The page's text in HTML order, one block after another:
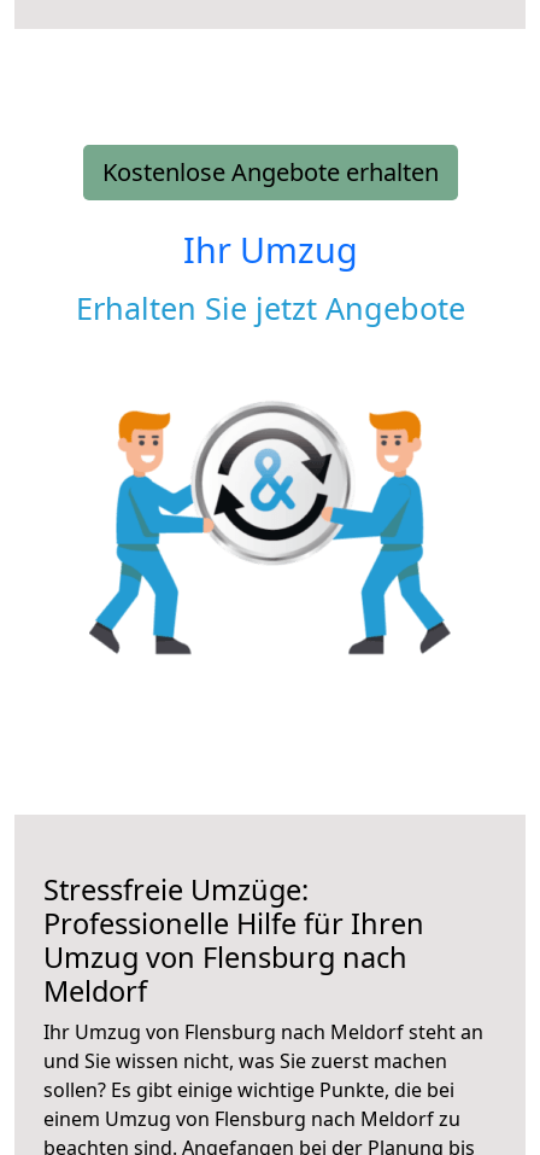
Kostenlose Angebote erhalten
Ihr Umzug
Erhalten Sie jetzt Angebote
Stressfreie Umzüge:
Professionelle Hilfe für Ihren
Umzug von Flensburg nach
Meldorf
Ihr Umzug von Flensburg nach Meldorf steht an
und Sie wissen nicht, was Sie zuerst machen
sollen? Es gibt einige wichtige Punkte, die bei
einem Umzug von Flensburg nach Meldorf zu
beachten sind. Angefangen bei der Planung bis